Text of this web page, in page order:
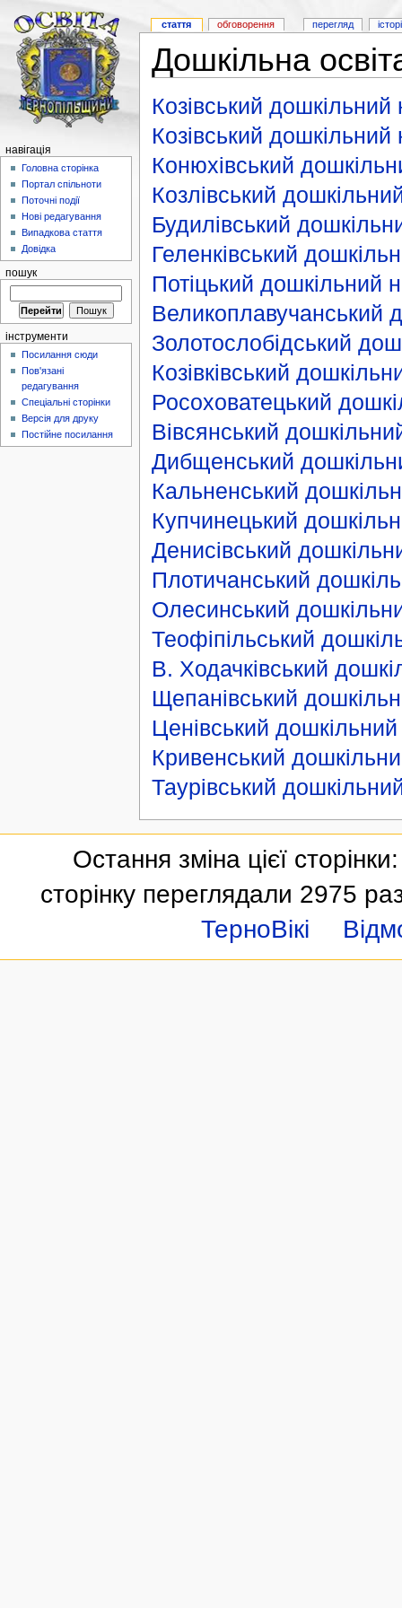
Дошкільна
Козівський
Козівський
Конюхівський
Козлівський
Будилівський
Геленківський
Потіцький дошкільний
Великоплавучанський
Золотослобідський
Козівківський
Росоховатецький
Вівсянський
Дибщенський
Кальненський
Купчинецький
Денисівський
Плотичанський
Олесинський
Теофіпільський
В. Ходачківський
Щепанівський
Ценівський
Кривенський
Таурівський
стаття обговорення перегляд
навігація
Головна сторінка
Портал спільноти
Поточні події
Нові редагування
Випадкова стаття
Довідка
пошук
інструменти
Посилання сюди
Пов'язані
редагування
Спеціальні сторінки
Версія для друку
Постійне посилання
Остання зміна цієї
сторінку переглядали 2975
ТерноВікі